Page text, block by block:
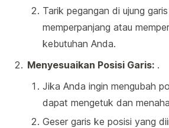
Tarik pegangan di ujung
memperpanjang atau
kebutuhan Anda.
Menyesuaikan Posisi Garis: .
Jika Anda ingin mengubah
dapat mengetuk dan
Geser garis ke posisi yang